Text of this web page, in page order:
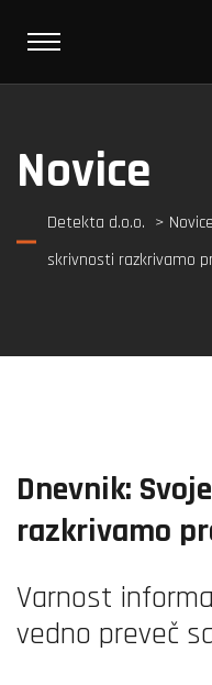
Novice
Detekta d.o.o. > Novice
skrivnosti razkrivamo
Dnevnik:
razkrivamo
Varnost
vedno preveč